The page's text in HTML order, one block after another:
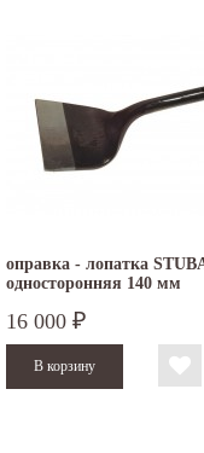
оправка - лопатка
односторонняя 140 мм
16 000 ₽